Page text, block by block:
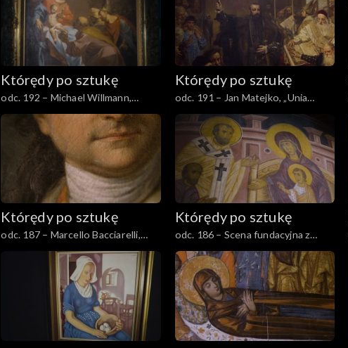
Którędy po sztukę
odc. 192 – Michael Willmann,
„Pokłon Trzech Króli”
Którędy po sztukę
odc. 191 – Jan Matejko, „Unia
lubelska”
Którędy po sztukę
odc. 187 – Marcello Bacciarelli,
„Stanisław August Poniatowski”
Którędy po sztukę
odc. 186 – Scena fundacyjna z
Władysławem Jagiełłą